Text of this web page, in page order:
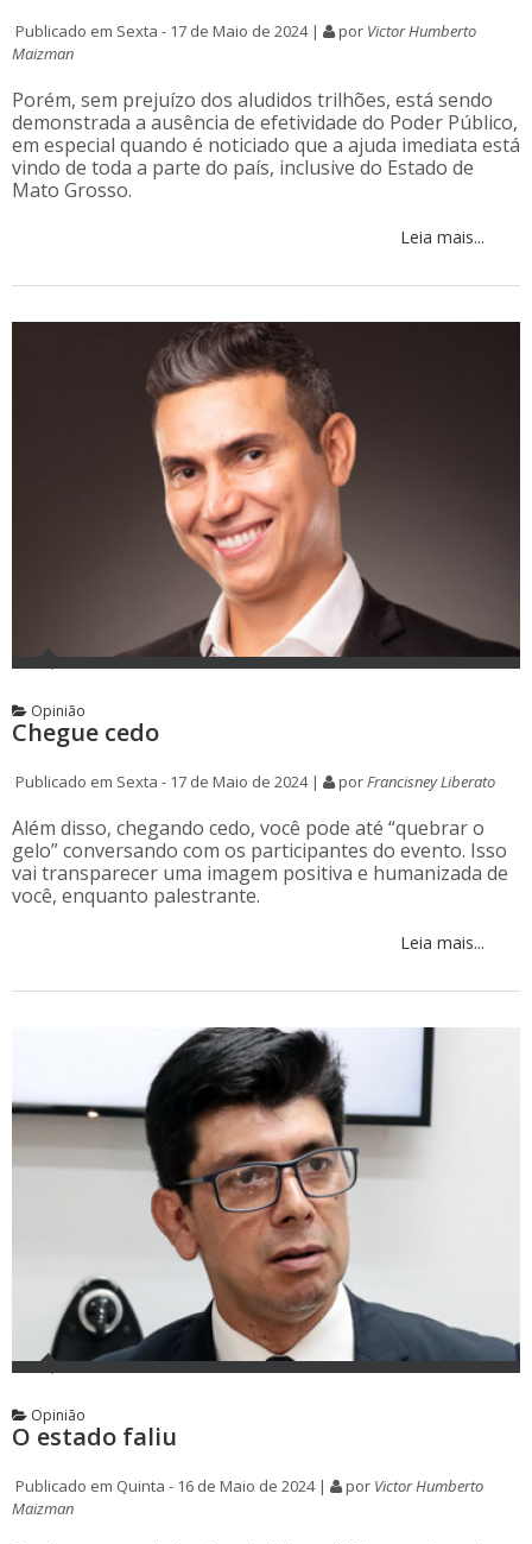
Publicado em Sexta - 17 de Maio de 2024 | por Victor Humberto
Maizman
Porém, sem prejuízo dos aludidos trilhões, está sendo
demonstrada a ausência de efetividade do Poder Público,
em especial quando é noticiado que a ajuda imediata está
vindo de toda a parte do país, inclusive do Estado de
Mato Grosso.
Leia mais...
Opinião
Chegue cedo
Publicado em Sexta - 17 de Maio de 2024 | por Francisney Liberato
Além disso, chegando cedo, você pode até “quebrar o
gelo” conversando com os participantes do evento. Isso
vai transparecer uma imagem positiva e humanizada de
você, enquanto palestrante.
Leia mais...
Opinião
O estado faliu
Publicado em Quinta - 16 de Maio de 2024 | por Victor Humberto
Maizman